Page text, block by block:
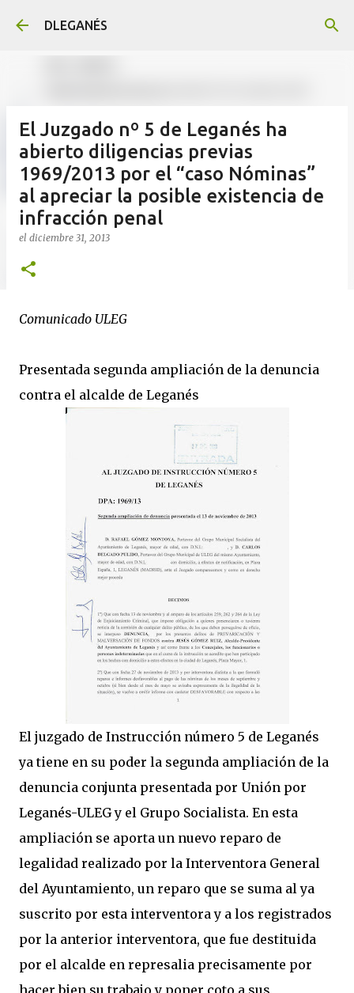
DLEGANÉS
El Juzgado nº 5 de Leganés ha
abierto diligencias previas
1969/2013 por el “caso Nóminas”
al apreciar la posible existencia de
infracción penal
el diciembre 31, 2013
Comunicado ULEG
Presentada segunda ampliación de la denuncia
contra el alcalde de Leganés
El juzgado de Instrucción número 5 de Leganés
ya tiene en su poder la segunda ampliación de la
denuncia conjunta presentada por Unión por
Leganés-ULEG y el Grupo Socialista. En esta
ampliación se aporta un nuevo reparo de
legalidad realizado por la Interventora General
del Ayuntamiento, un reparo que se suma al ya
suscrito por esta interventora y a los registrados
por la anterior interventora, que fue destituida
por el alcalde en represalia precisamente por
hacer bien su trabajo y poner coto a sus